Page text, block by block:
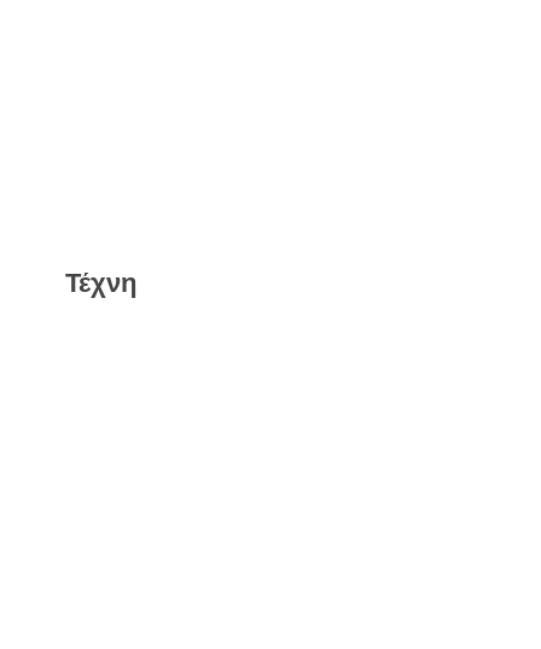
Τέχνη